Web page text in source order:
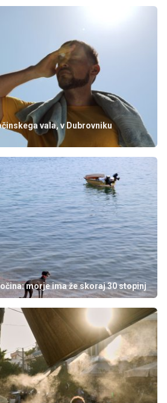
vala, v Dubrovniku
morje ima že skoraj 30 stopinj